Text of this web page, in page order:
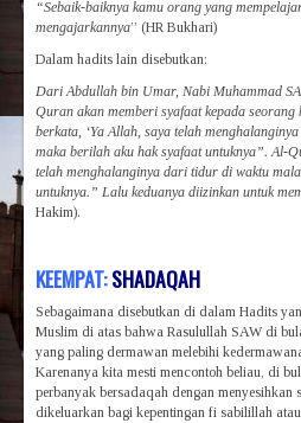
“Sebaik-baiknya kamu orang yang
mengajarkannya” (HR Bukhari)
Dalam hadits lain disebutkan:
Dari Abdullah bin Umar, Nabi Muhammad
Quran akan memberi syafaat kepada
berkata, ‘Ya Allah, saya telah
maka berilah aku hak syafaat untuknya”. Al-
telah menghalanginya dari tidur di waktu
untuknya.” Lalu keduanya diizinkan untuk
Hakim).
KEEMPAT:SHADAQAH
Sebagaimana disebutkan di dalam Hadits
Muslim di atas bahwa Rasulullah SAW di
yang paling dermawan melebihi
Karenanya kita mesti mencontoh beliau, di
perbanyak bersadaqah dengan menyesihkan
dikeluarkan bagi kepentingan fi sabilillah